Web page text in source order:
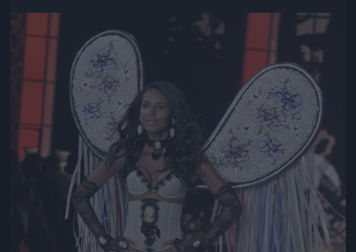
Jön még kép!